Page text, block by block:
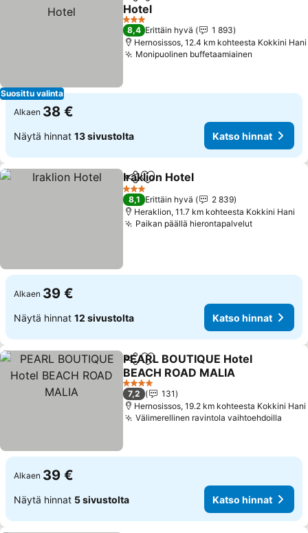
Suosittu valinta
Hotel
Katso hinnat
3 Tähtiluokitus
8,4 Erittäin hyvä
1 893
Hernosissos, 12.4 km kohteesta Kokkini Hani
Monipuolinen buffetaamiainen
Alkaen 38 €
Näytä hinnat 13 sivustolta Katso hinnat
Jaa Lisää suosikkeihin
Iraklion Hotel
3 Tähtiluokitus
8,1 Erittäin hyvä
2 839
Heraklion, 11.7 km kohteesta Kokkini Hani
Paikan päällä hierontapalvelutKatso
Alkaen 39 €
Näytä hinnat 12 sivustolta Katso hinnat
Jaa Lisää suosikkeihin
PEARL BOUTIQUE Hotel
BEACH ROAD MALIA
Katso hinnat
4 Tähtiluokitus
7,2
131
Hernosissos, 19.2 km kohteesta Kokkini Hani
Välimerellinen ravintola vaihtoehdoilla
Alkaen 39 €
Näytä hinnat 5 sivustolta Katso hinnat